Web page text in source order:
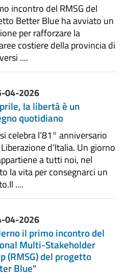
incontro del RMSG del
Better Blue ha avviato un
per rafforzare la
costiere della provincia di
....
04-2026
la libertà è un
quotidiano
celebra l’81° anniversario
d’Italia. Un giorno
a tutti noi, nel
la vita per consegnarci un
​Il ....
04-2026
il primo incontro del
Multi-Stakeholder
(RMSG) del progetto
Blue"